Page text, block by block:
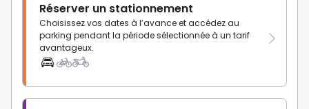
Réserver un stationnement
Choisissez vos dates à l’avance et accédez au
parking pendant la période sélectionnée à un tarif
avantageux.